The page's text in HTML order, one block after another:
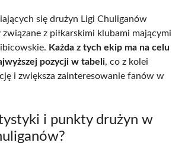
się drużyn Ligi Chuliganów
z piłkarskimi klubami mającymi
Każda z tych ekip ma na celu
pozycji w tabeli, co z kolei
i zwiększa zainteresowanie fanów w
i punkty drużyn w